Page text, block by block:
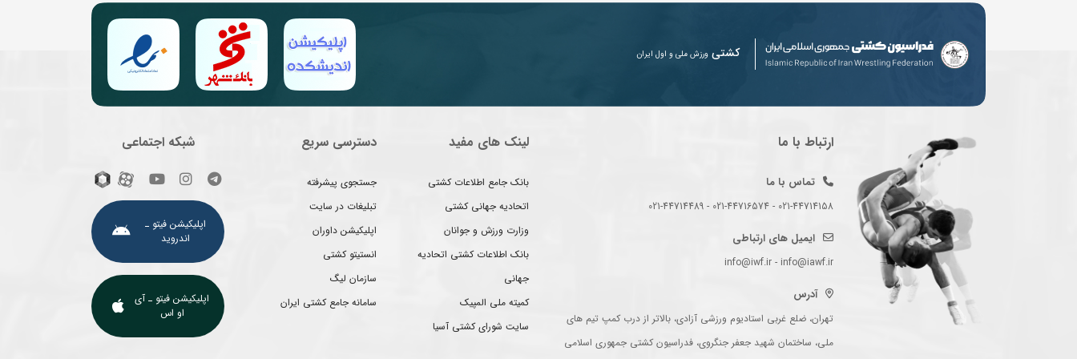
کشتی ورزش ملی و اول ایران
ارتباط با ما
تماس با ما
021-44714158 - 021-44716574 - 021-44714489
ایمیل های ارتباطی
info@iwf.ir - info@iawf.ir
آدرس
تهران، ضلع غربی استادیوم ورزشی آزادی، بالاتر از درب کمپ تیم های
ملی، ساختمان شهید جعفر جنگروی، فدراسیون کشتی جمهوری اسلامی
لینک های مفید
بانک جامع اطلاعات کشتی
اتحادیه جهانی کشتی
وزارت ورزش و جوانان
بانک اطلاعات کشتی اتحادیه
جهانی
کمیته ملی المپیک
سایت شورای کشتی آسیا
دسترسی سریع
جستجوی پیشرفته
تبلیغات در سایت
اپلیکیشن داوران
انستیتو کشتی
سازمان لیگ
سامانه جامع کشتی ایران
شبکه اجتماعی
اپلیکیشن فیتو ـ
اندروید
اپلیکیشن فیتو ـ آی
او اس